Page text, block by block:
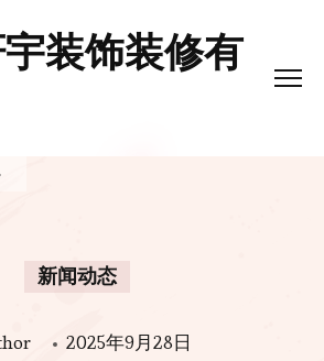
装饰装修有
新闻动态
2025年9月28日